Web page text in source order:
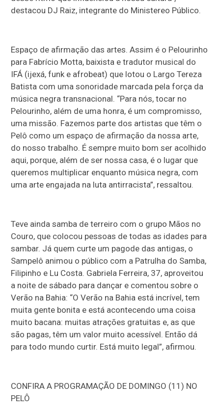
destacou DJ Raiz, integrante do Ministereo Público.
Espaço de afirmação das artes. Assim é o Pelourinho
para Fabrício Motta, baixista e tradutor musical do
IFÁ (ijexá, funk e afrobeat) que lotou o Largo Tereza
Batista com uma sonoridade marcada pela força da
música negra transnacional. “Para nós, tocar no
Pelourinho, além de uma honra, é um compromisso,
uma missão. Fazemos parte dos artistas que têm o
Pelô como um espaço de afirmação da nossa arte,
do nosso trabalho. É sempre muito bom ser acolhido
aqui, porque, além de ser nossa casa, é o lugar que
queremos multiplicar enquanto música negra, com
uma arte engajada na luta antirracista”, ressaltou.
Teve ainda samba de terreiro com o grupo Mãos no
Couro, que colocou pessoas de todas as idades para
sambar. Já quem curte um pagode das antigas, o
Sampelô animou o público com a Patrulha do Samba,
Filipinho e Lu Costa. Gabriela Ferreira, 37, aproveitou
a noite de sábado para dançar e comentou sobre o
Verão na Bahia: “O Verão na Bahia está incrível, tem
muita gente bonita e está acontecendo uma coisa
muito bacana: muitas atrações gratuitas e, as que
são pagas, têm um valor muito acessível. Então dá
para todo mundo curtir. Está muito legal”, afirmou.
CONFIRA A PROGRAMAÇÃO DE DOMINGO (11) NO
PELÔ